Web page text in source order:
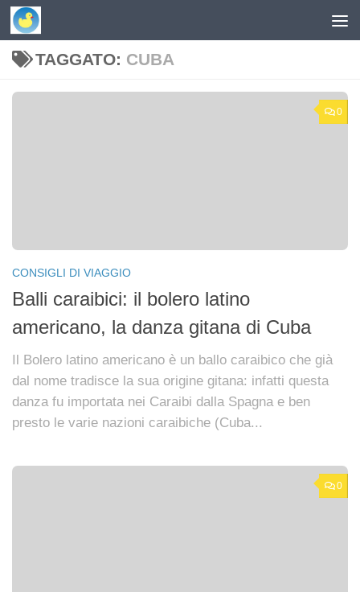
Skip to content
TAGGATO: CUBA
0
CONSIGLI DI VIAGGIO
Balli caraibici: il bolero latino
americano, la danza gitana di Cuba
Il Bolero latino americano è un ballo caraibico che già
dal nome tradisce la sua origine gitana: infatti questa
danza fu importata nei Caraibi dalla Spagna e ben
presto le varie nazioni caraibiche (Cuba...
0